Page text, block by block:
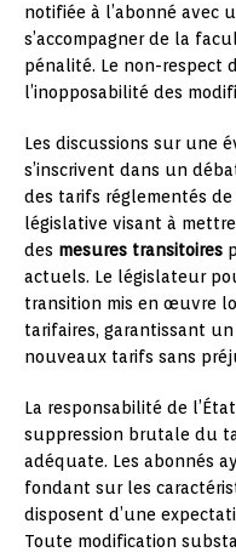
notifiée à l’abonné avec
s’accompagner de la
pénalité. Le non-respect
l’inopposabilité des
Les discussions sur une
s’inscrivent dans un
des tarifs réglementés
législative visant à
des mesures transitoires
actuels. Le législateur
transition mis en œuvre
tarifaires, garantissant
nouveaux tarifs sans
La responsabilité de
suppression brutale du
adéquate. Les abonnés
fondant sur les
disposent d’une
Toute modification